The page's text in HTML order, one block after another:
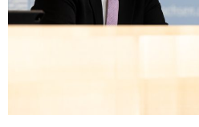
g
n